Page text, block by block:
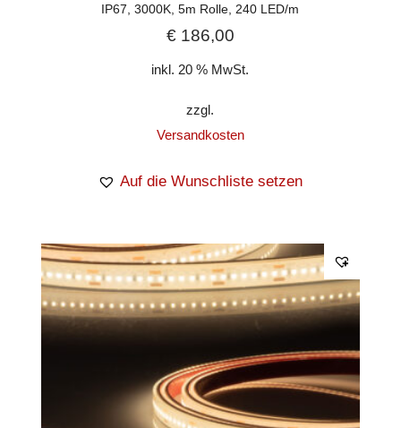
IP67, 3000K, 5m Rolle, 240 LED/m
€186,00
inkl. 20 % MwSt.
zzgl.
Versandkosten
Auf die Wunschliste setzen